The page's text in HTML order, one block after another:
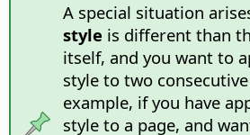
A special situation
style is different than
itself, and you want to
style to two
example, if you have
style to a page, and